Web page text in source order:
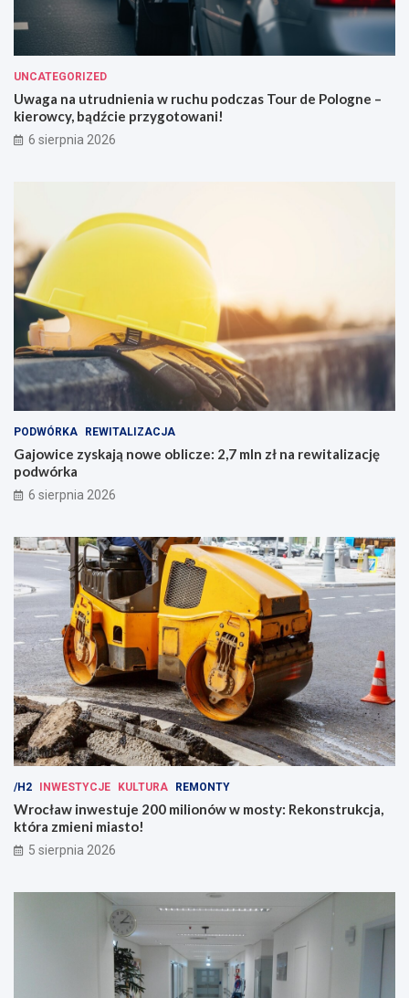
UNCATEGORIZED
Uwaga na utrudnienia w ruchu podczas Tour de Pologne –
kierowcy, bądźcie przygotowani!
6 sierpnia 2026
PODWÓRKA REWITALIZACJA
Gajowice zyskają nowe oblicze: 2,7 mln zł na rewitalizację
podwórka
6 sierpnia 2026
/H2 INWESTYCJE KULTURA REMONTY
Wrocław inwestuje 200 milionów w mosty: Rekonstrukcja,
która zmieni miasto!
5 sierpnia 2026